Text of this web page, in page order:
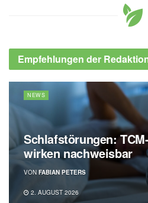
Empfehlungen der
NEWS
Schlafstörungen:
wirken nachweisbar
VON FABIAN PETERS
2. AUGUST 2026